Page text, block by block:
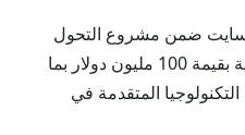
ضمن مشروع التحول
الرقمي في وزارة الصحة الأردنية بقيمة 100 مليون دولار بما
المتقدمة في